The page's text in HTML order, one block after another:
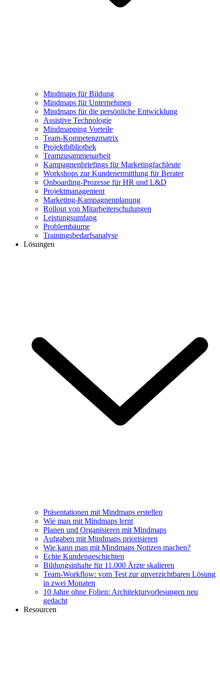
Mindmaps für Bildung
Mindmaps für Unternehmen
Mindmaps für die persönliche Entwicklung
Assistive Technologie
Mindmapping Vorteile
Team-Kompetenzmatrix
Projektbibliothek
Teamzusammenarbeit
Kampagnenbriefings für Marketingfachleute
Workshops zur Kundenermittlung für Berater
Onboarding-Prozesse für HR und L&D
Projektmanagement
Marketing-Kampagnenplanung
Rollout von Mitarbeiterschulungen
Leistungsumfang
Problembäume
Trainingsbedarfsanalyse
Lösungen
Präsentationen mit Mindmaps erstellen
Wie man mit Mindmaps lernt
Planen und Organisieren mit Mindmaps
Aufgaben mit Mindmaps priorisieren
Wie kann man mit Mindmaps Notizen machen?
Echte Kundengeschichten
Bildungsinhalte für 11.000 Ärzte skalieren
Team-Workflow: vom Test zur unverzichtbaren Lösung
in zwei Monaten
10 Jahre ohne Folien: Architekturvorlesungen neu
gedacht
Resourcen